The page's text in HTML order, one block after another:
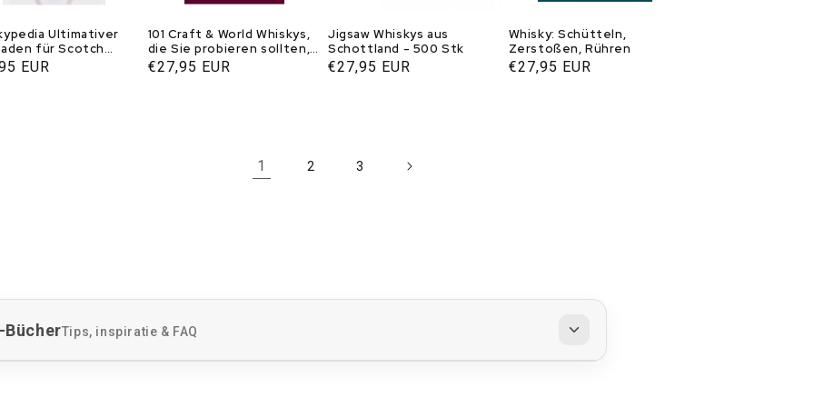
Ultimativer
für Scotch
EUR
101 Craft & World Whiskys,
die Sie probieren sollten,
bevor Sie sterben
Normaler
€27,95 EUR
Jigsaw Whiskys aus
Schottland - 500 Stk
Normaler
€27,95 EUR
Whisky: Schütteln,
Zerstoßen, Rühren
Normaler
€27,95 EUR
1 2 3
BücherTips, inspiratie & FAQ